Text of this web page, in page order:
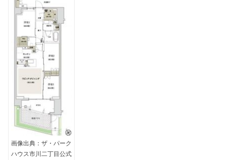
画像出典：ザ・パーク
ハウス市川二丁目公式